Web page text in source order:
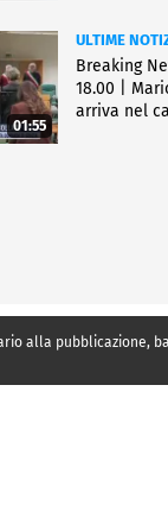
01:55
ULTIME
Breaking
18.00 |
arriva nel
alla pubblicazione,